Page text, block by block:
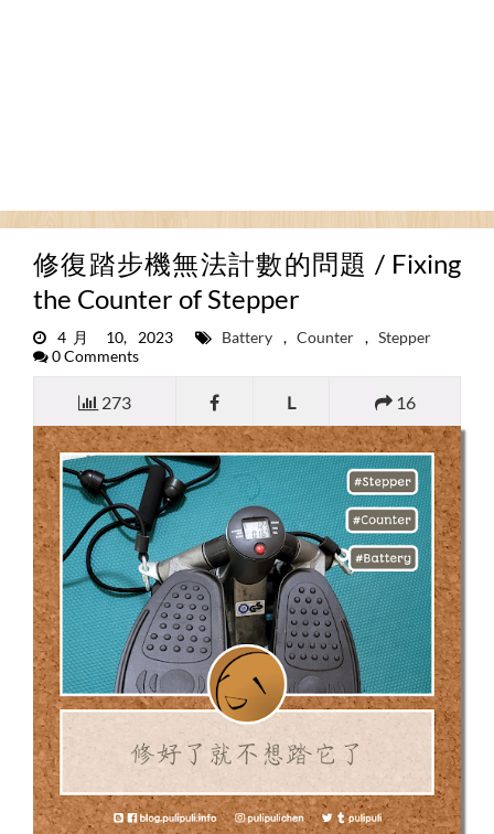
修復踏步機無法計數的問題 / Fixing
the Counter of Stepper
4月 10, 2023 Battery ,Counter ,Stepper
0 Comments
273 L 16